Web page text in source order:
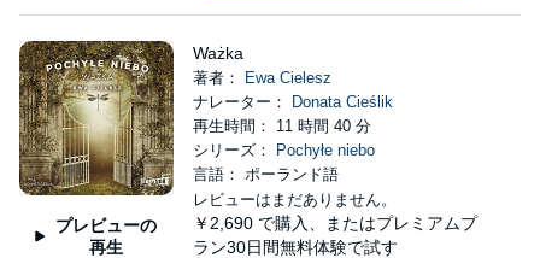
プレビューの
再生
Ważka
著者：
Ewa Cielesz
ナレーター：
Donata Cieślik
再生時間： 11 時間 40 分
シリーズ：
Pochyłe niebo
言語： ポーランド語
レビューはまだありません。
￥2,690 で購入、またはプレミアムプ
ラン30日間無料体験で試す